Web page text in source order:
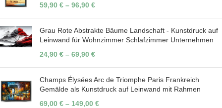
59,90 € – 96,90 €
Grau Rote Abstrakte Bäume Landschaft - Kunstdruck auf
Leinwand für Wohnzimmer Schlafzimmer Unternehmen
24,90 € – 69,90 €
Champs Élysées Arc de Triomphe Paris Frankreich
Gemälde als Kunstdruck auf Leinwand mit Rahmen
69,00 € – 149,00 €